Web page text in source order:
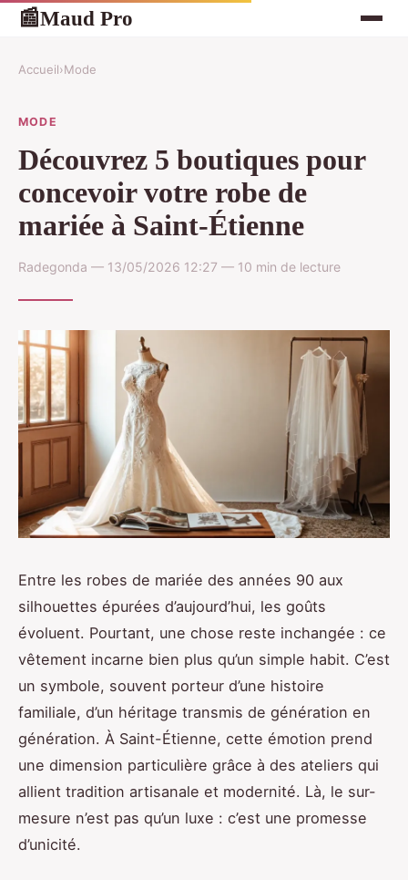
📰Maud Pro
Accueil›Mode
MODE
Découvrez 5 boutiques pour
concevoir votre robe de
mariée à Saint-Étienne
Radegonda — 13/05/2026 12:27 — 10 min de lecture
Entre les robes de mariée des années 90 aux
silhouettes épurées d’aujourd’hui, les goûts
évoluent. Pourtant, une chose reste inchangée : ce
vêtement incarne bien plus qu’un simple habit. C’est
un symbole, souvent porteur d’une histoire
familiale, d’un héritage transmis de génération en
génération. À Saint-Étienne, cette émotion prend
une dimension particulière grâce à des ateliers qui
allient tradition artisanale et modernité. Là, le sur-
mesure n’est pas qu’un luxe : c’est une promesse
d’unicité.